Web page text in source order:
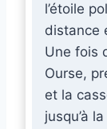
l’étoile
distance
Une fois
Ourse,
et la
jusqu’à